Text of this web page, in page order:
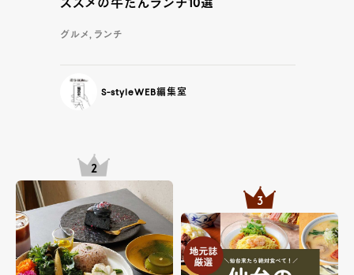
ススメの牛たんランチ10選
グルメ, ランチ
S-styleWEB編集室